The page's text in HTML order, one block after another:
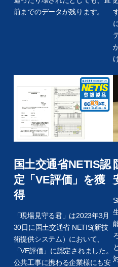
前までのデータが残ります。
国土交通省NETIS認
定「VE評価」を獲
得
「現場見守る君」は2023年3月
30日に国土交通省 NETIS(新技
術提供システム）において、
「VE評価」に認定されました。
公共工事に携わる企業様にも安